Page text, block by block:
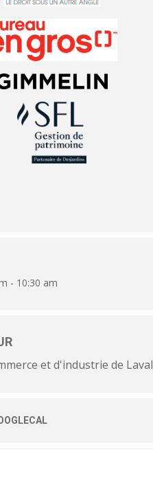
- 10:30 am
et d'industrie de Laval